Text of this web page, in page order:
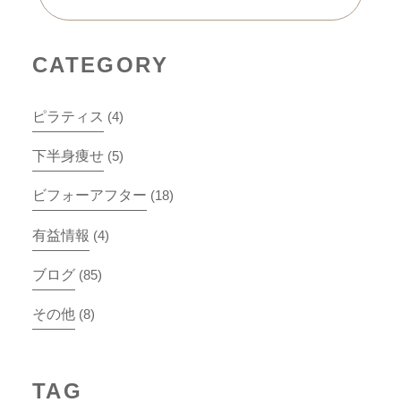
CATEGORY
ピラティス (4)
下半身痩せ(5)
ビフォーアフター (18)
有益情報 (4)
ブログ(85)
その他(8)
TAG